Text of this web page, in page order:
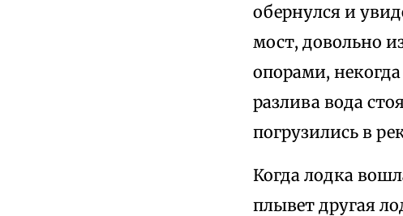
обернулся и
мост, довольно
опорами,
разлива вода
погрузились в
Когда лодка
плывет другая